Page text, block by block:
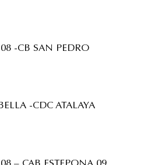
-CB SAN PEDRO
-CDC ATALAYA